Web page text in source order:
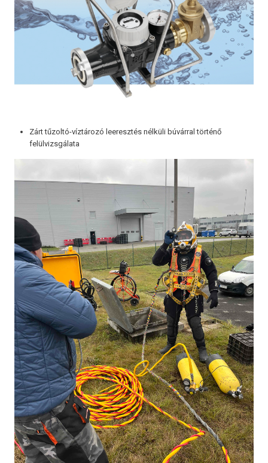
Zárt tűzoltó-víztározó leeresztés nélküli búvárral történő
felülvizsgálata